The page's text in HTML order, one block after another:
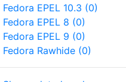
Fedora EPEL 10.3 (0)
Fedora EPEL 8 (0)
Fedora EPEL 9 (0)
Fedora Rawhide (0)